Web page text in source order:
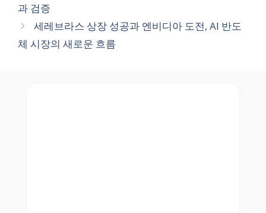
과 검증
세레브라스 상장 성공과 엔비디아 도전, AI 반도
체 시장의 새로운 흐름